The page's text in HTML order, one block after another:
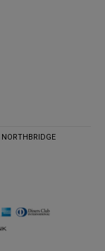
NORTHBRIDGE